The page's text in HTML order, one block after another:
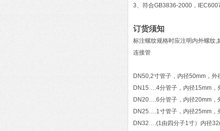
3、符合GB3836-2000，
订货须知
标注螺纹规格时应注明内外螺纹
连接管
DN50,2寸管子，内径50mm，外
DN15….4分管子，内径15mm，
DN20….6分管子，内径20mm，
DN25….1寸管子，内径25mm，
DN32….(1由四分子1寸）内径